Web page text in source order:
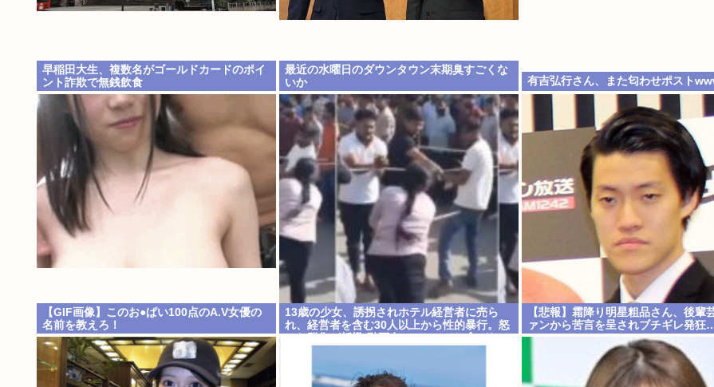
早稲田大生、複数名がゴールドカードのポイ
ント詐欺で無銭飲食
最近の水曜日のダウンタウン末期臭すごくな
いか
有吉弘行さん、また匂わせポスト
【GIF画像】このお●ぱい100点のA.V女優の
名前を教えろ！
13歳の少女、誘拐されホテル経営者に売ら
れ、経営者を含む30人以上から性的暴行。怒
【悲報】霜降り明星粗品さん、後輩
ァンから苦言を呈されブチギレ発狂